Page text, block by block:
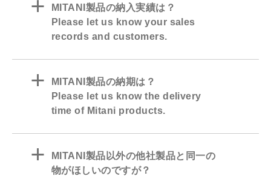
a
MITANI製品の納入実績は？
Please let us know your sales
records and customers.
a
MITANI製品の納期は？
Please let us know the delivery
time of Mitani products.
a
MITANI製品以外の他社製品と同一の
物がほしいのですが？